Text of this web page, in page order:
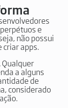
e
não possui
criar apps.
Qualquer
a alguns
de
considerado